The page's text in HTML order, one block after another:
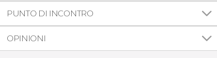
PUNTO DI INCONTRO
OPINIONI